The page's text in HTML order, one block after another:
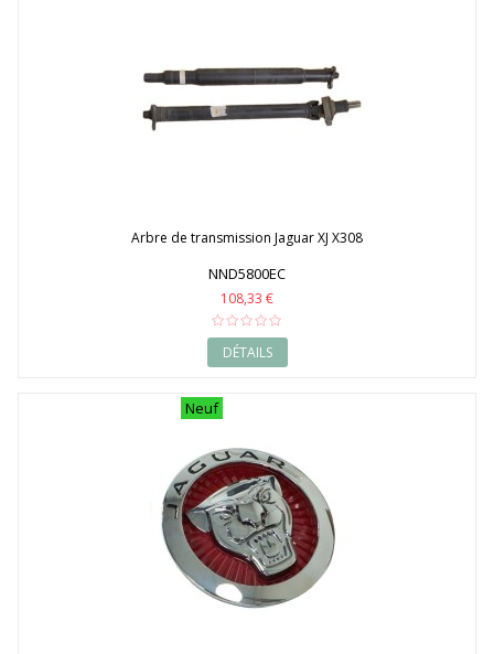
Arbre de transmission Jaguar XJ X308
NND5800EC
108,33 €
DÉTAILS
Neuf